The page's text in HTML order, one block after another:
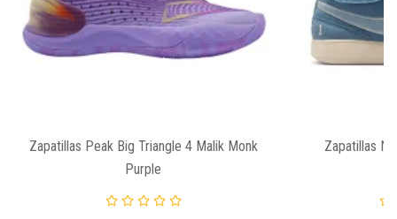
Zapatillas Peak Big Triangle 4 Malik Monk
Purple
Zapatillas